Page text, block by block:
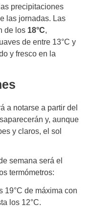
precipitaciones
las jornadas. Las
de los 18°C,
de entre 13°C y
y fresco en la
a notarse a partir del
y, aunque
y claros, el sol
semana será el
termómetros:
19°C de máxima con
los 12°C.